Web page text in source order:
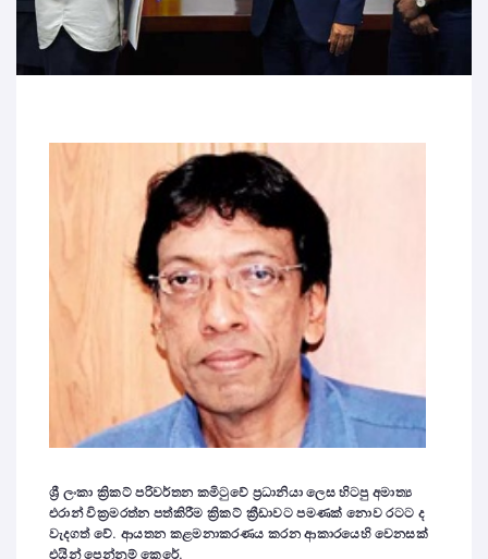
ශ්‍රී ලංකා ක්‍රිකට් පරිවර්තන කමිටුවේ ප්‍රධානියා ලෙස හිටපු අමාත්‍ය
එරාන් වික්‍රමරත්න පත්කිරීම ක්‍රිකට් ක්‍රීඩාවට පමණක් නොව රටට ද
වැදගත් වේ. ආයතන කළමනාකරණය කරන ආකාරයෙහි වෙනසක්
එයින් පෙන්නුම් කෙරේ.